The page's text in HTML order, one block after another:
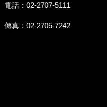
電話：02-2707-5111
傳真：02-2705-7242